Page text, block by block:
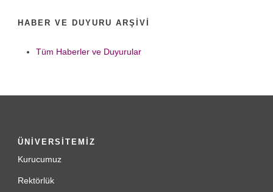
HABER VE DUYURU ARŞIVI
Tüm Haberler ve Duyurular
ÜNİVERSİTEMİZ
Kurucumuz
Rektörlük